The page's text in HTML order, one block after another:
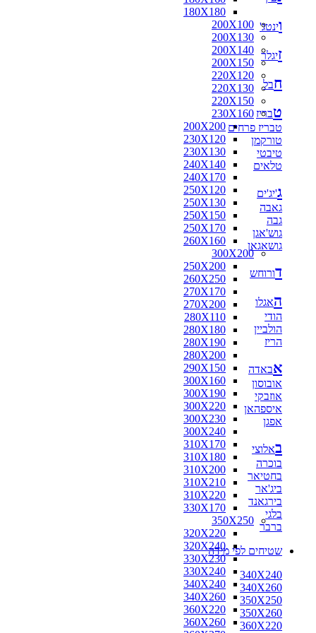
180X180
200X100
200X130
200X140
200X150
220X120
220X130
220X150
230X160
200X200
230X120
230X130
240X140
240X170
250X120
250X130
250X150
250X170
260X160
300X200
250X200
260X250
270X170
270X200
280X110
280X180
280X190
280X200
290X150
300X160
300X190
300X220
300X230
300X240
310X170
310X180
310X200
310X210
310X220
330X170
350X250
320X220
320X240
330X230
330X240
340X240
340X260
360X220
360X260
וינטג'
זיגלר
חבל
טבריז
טבריז פרחים
טורקמן
טיבטי
טלאים
ג'יג'ים
גאבה
גבה
גוש'אגן
גושאגאן
דורוחש
האגלו
הודי
הולביין
הריז
אבאדה
אובוסון
אוזבקי
איספהאן
אפגן
באלוצי
בוכרה
בחטיאר
ביג'אר
בירגאנד
בלגי
ברבר
שטיחים לפי מידה
340X240
340X260
350X250
350X260
360X220